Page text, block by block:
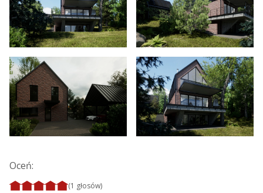
Oceń:
(1 głosów)